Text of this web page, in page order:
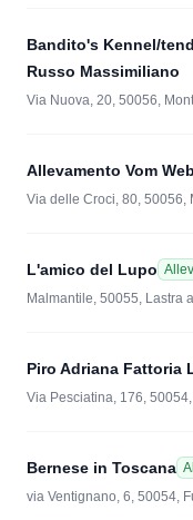
Bandito's Kennel/
Russo Massimiliano
Via Nuova, 20, 50056,
Allevamento Vom
Via delle Croci, 80, 50056,
L'amico del Lupo
Malmantile, 50055, Lastra
Piro Adriana Fattoria
Via Pesciatina, 176,
Bernese in Toscana
via Ventignano, 6, 50054,